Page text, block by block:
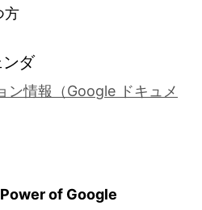
方
ンダ
ン情報（Google ドキュメ
of Google